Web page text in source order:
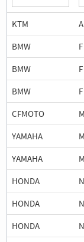
KTM
BMW
BMW
BMW
CFMOTO
YAMAHA
YAMAHA
HONDA
HONDA
HONDA